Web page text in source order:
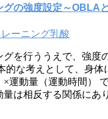
グの強度設定～OBLA
レーニング乳酸
グを行ううえで、強度
的な考えとして、身体
運動量（運動時間）
は相反する関係にあ